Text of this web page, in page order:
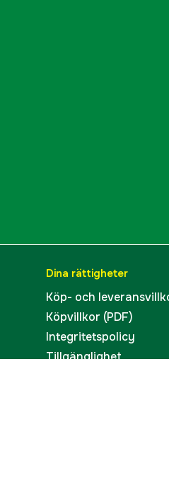
Dina rättigheter
Köp- och
Köpvillkor (PDF)
Integritetspolicy
Tillgänglighet